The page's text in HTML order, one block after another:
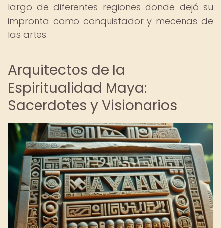
largo de diferentes regiones donde dejó su
impronta como conquistador y mecenas de
las artes.
Arquitectos de la
Espiritualidad Maya:
Sacerdotes y Visionarios